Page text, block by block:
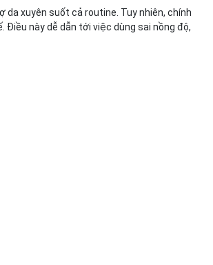
xuyên suốt cả routine. Tuy nhiên, chính
Điều này dễ dẫn tới việc dùng sai nồng độ,